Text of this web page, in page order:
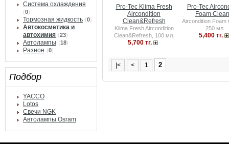
Система охлаждения
(0)
Тормозная жидкость (0)
Автокосметика и
автохимия (23)
Автолампы (18)
Разное (0)
Подбор
YACCO
Lotos
Свечи NGK
Автолампы Osram
Pro-Tec Klima Fresh
Aircondition
Clean&Refresh
Klima Fresh Aircondition
Clean&Refresh, 100 мл.
5,700 тг.
Pro-Tec
Foam
Aircondition Foam
250 мл.
5,400 тг.
|< < 1 2